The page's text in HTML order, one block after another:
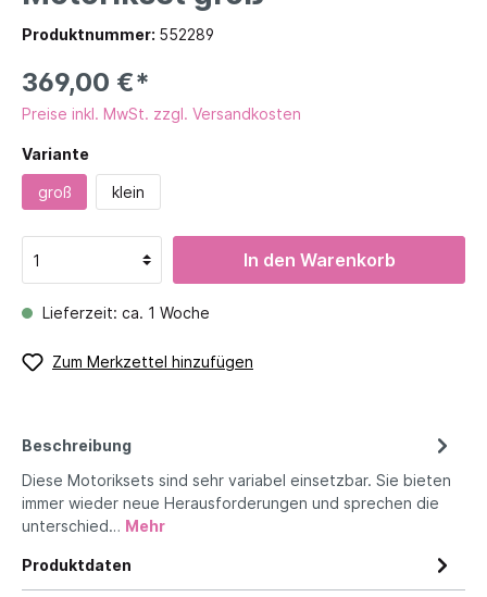
Produktnummer: 552289
369,00 €*
Preise inkl. MwSt. zzgl. Versandkosten
Variante
groß klein
In den Warenkorb
Lieferzeit: ca. 1 Woche
Zum Merkzettel hinzufügen
Beschreibung
Diese Motoriksets sind sehr variabel einsetzbar. Sie bieten
immer wieder neue Herausforderungen und sprechen die
unterschied… Mehr
Produktdaten